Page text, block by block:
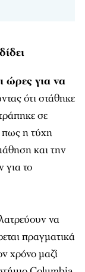
ώρες για να
ότι στάθηκε
σε
πως η τύχη
και την
για το
να
πραγματικά
χρόνο μαζί